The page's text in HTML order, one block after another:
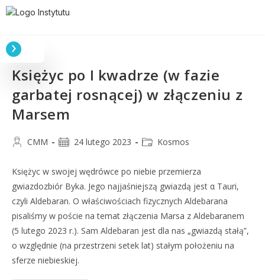
Księżyc po I kwadrze (w fazie
garbatej rosnącej) w złączeniu z
Marsem
CMM 24 lutego 2023 Kosmos
Księżyc w swojej wędrówce po niebie przemierza
gwiazdozbiór Byka. Jego najjaśniejszą gwiazdą jest α Tauri,
czyli Aldebaran. O właściwościach fizycznych Aldebarana
pisaliśmy w poście na temat złączenia Marsa z Aldebaranem
(5 lutego 2023 r.). Sam Aldebaran jest dla nas „gwiazdą stałą”,
o względnie (na przestrzeni setek lat) stałym położeniu na
sferze niebieskiej.